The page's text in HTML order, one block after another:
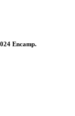
Encamp.